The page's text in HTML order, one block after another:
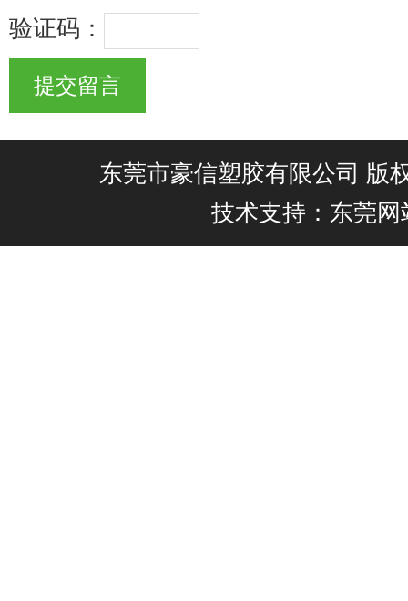
验证码：
东莞市豪信塑胶有限公司 版
技术支持：东莞网